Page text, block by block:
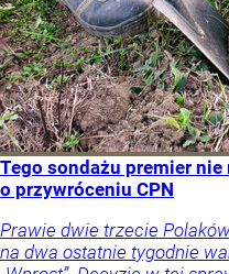
Tego sondażu premier
o przywróceniu CPN
Prawie dwie trzecie
na dwa ostatnie tygodnie